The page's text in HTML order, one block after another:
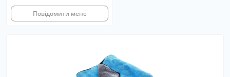
Повідомити мене